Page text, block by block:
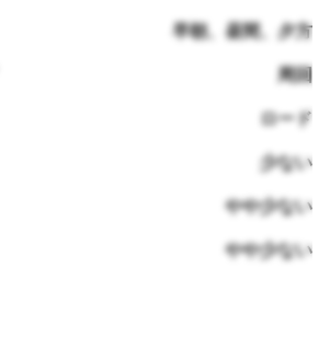
早朝、昼間、夕方
周回
ロード
少ない
やや少ない
やや少ない